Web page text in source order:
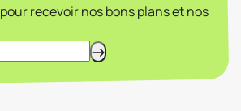
recevoir nos bons plans et nos